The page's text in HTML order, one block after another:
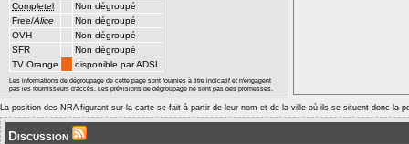
Completel
Non dégroupé
Free/Alice
Non dégroupé
OVH
Non dégroupé
SFR
Non dégroupé
TV Orange
disponible par ADSL
Les informations de dégroupage de cette page sont fournies à titre indicatif et n'engagent
pas les fournisseurs d'accès. Les prévisions de dégroupage ne sont pas des promesses.
La position des NRA figurant sur la carte se fait à partir de leur nom et de la ville où ils se situent donc la
Discussion